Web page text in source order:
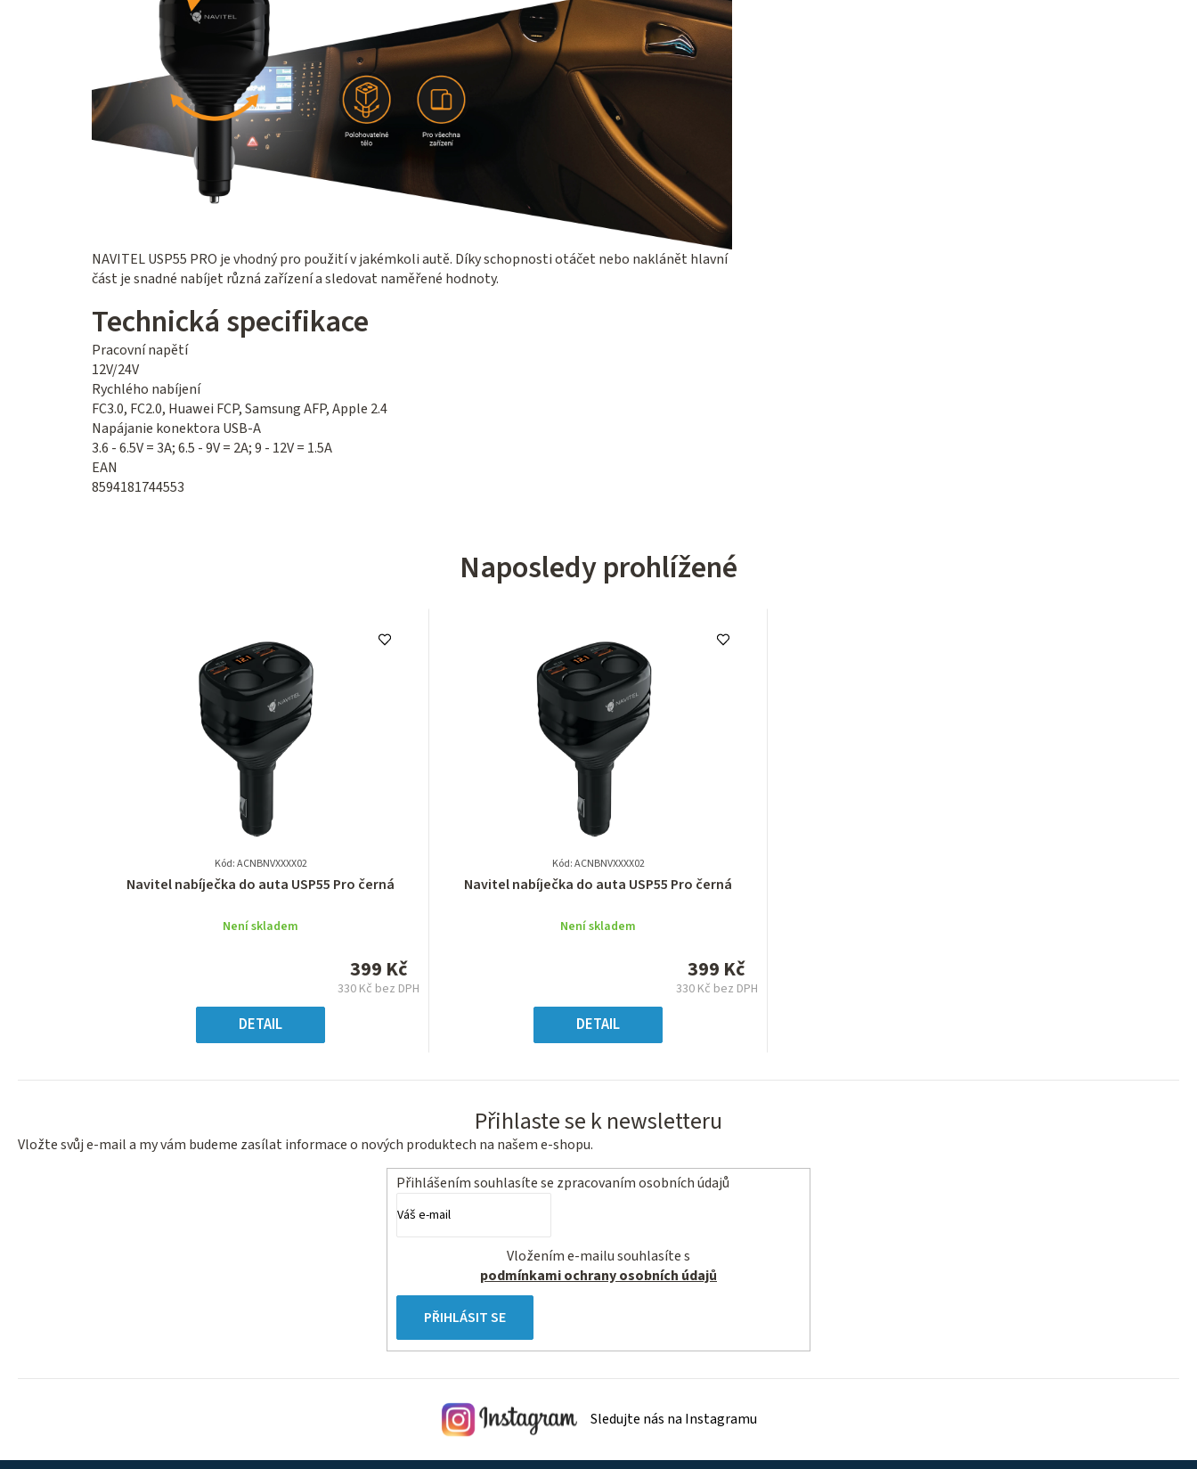
NAVITEL USP55 PRO je vhodný pro použití v jakémkoli autě. Díky schopnosti otáčet nebo naklánět hlavní
část je snadné nabíjet různá zařízení a sledovat naměřené hodnoty.
Technická specifikace
Pracovní napětí
12V/24V
Rychlého nabíjení
FC3.0, FC2.0, Huawei FCP, Samsung AFP, Apple 2.4
Napájanie konektora USB-A
3.6 - 6.5V = 3A; 6.5 - 9V = 2A; 9 - 12V = 1.5A
EAN
8594181744553
Naposledy prohlížené
Kód: ACNBNVXXXX02
Průměrné
produktu
hvězdiček.
Navitel nabíječka do auta USP55 Pro černá
Není skladem
399 Kč
330 Kč bez DPH
DETAIL
Kód: ACNBNVXXXX02
Průměrné
produktu
hvězdiček.
Navitel nabíječka do auta USP55 Pro černá
Není skladem
399 Kč
330 Kč bez DPH
DETAIL
Přihlaste se k newsletteru
Vložte svůj e-mail a my vám budeme zasílat informace o nových produktech na našem e-shopu.
Přihlášením souhlasíte se zpracovaním osobních údajů
podmínkami ochrany osobních údajů
PŘIHLÁSIT SE
Sledujte nás na Instagramu